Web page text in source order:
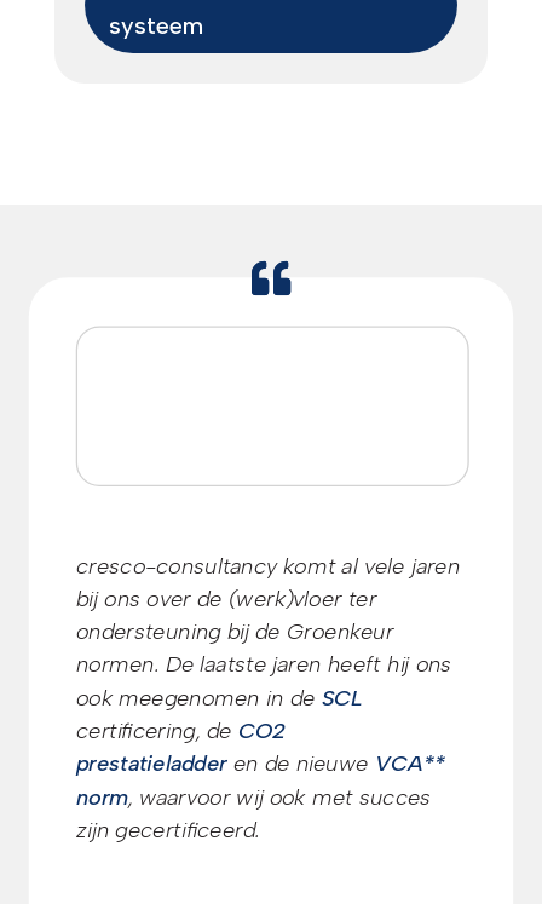
systeem
cresco-consultancy komt al vele jaren
bij ons over de (werk)vloer ter
ondersteuning bij de Groenkeur
normen. De laatste jaren heeft hij ons
ook meegenomen in de SCL
certificering, de CO2
prestatieladderen de nieuwe VCA**
norm, waarvoor wij ook met succes
zijn gecertificeerd.